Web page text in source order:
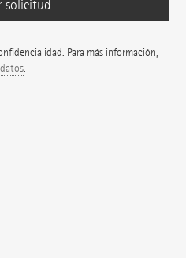
Para más información,
.